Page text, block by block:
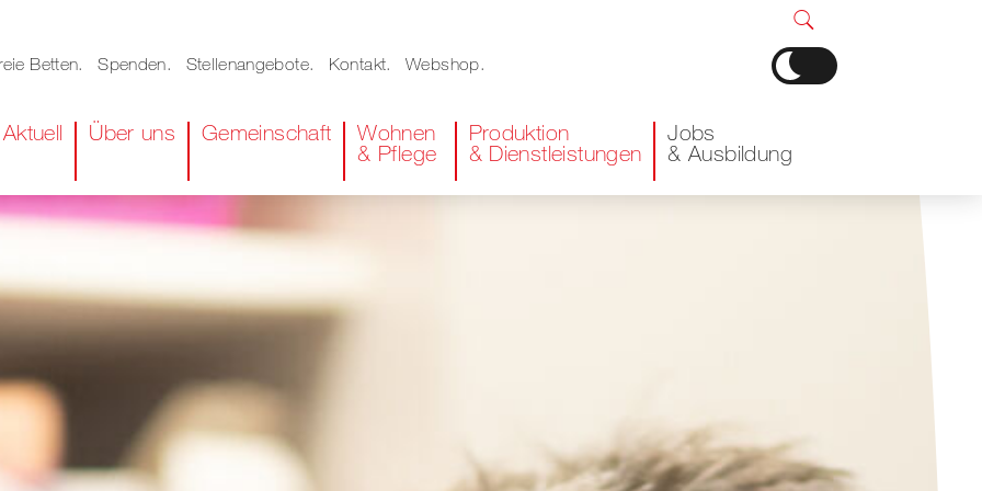
Aktuell Über uns Gemeinschaft
Wohnen
& Pflege
Produktion
& Dienstleistungen
Jobs
& Ausbildung
Betten Spenden Stellenangebote Kontakt Webshop